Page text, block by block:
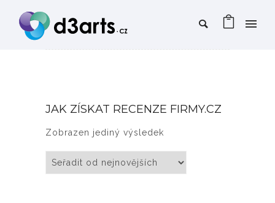
JAK ZÍSKAT RECENZE FIRMY.CZ
Zobrazen jediný výsledek